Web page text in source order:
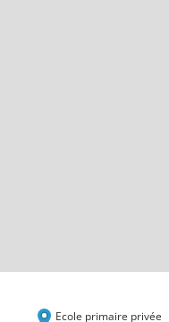
Ecole primaire privée